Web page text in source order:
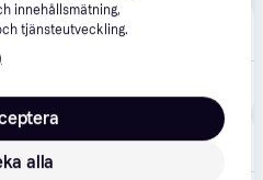
innehållsmätning,
tjänsteutveckling.
alla